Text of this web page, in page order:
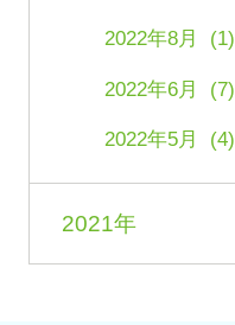
2022年8月 (1)
2022年6月 (7)
2022年5月 (4)
2021年